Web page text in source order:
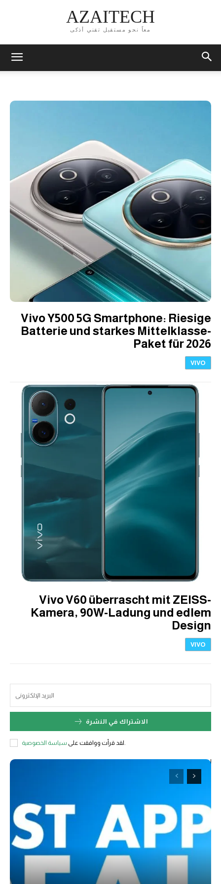
AZAITECH
معاً نحو مستقبل تقني أذكى
Vivo Y500 5G Smartphone: Riesige
Batterie und starkes Mittelklasse-
Paket für 2026
VIVO
Vivo V60 überrascht mit ZEISS-
Kamera, 90W-Ladung und edlem
Design
VIVO
الاشتراك في النشرة
لقد قرأت ووافقت على سياسة الخصوصية